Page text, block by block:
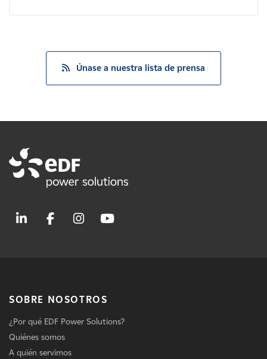
Únase a nuestra lista de prensa
SOBRE NOSOTROS
¿Por qué EDF Power Solutions?
Quiénes somos
A quién servimos